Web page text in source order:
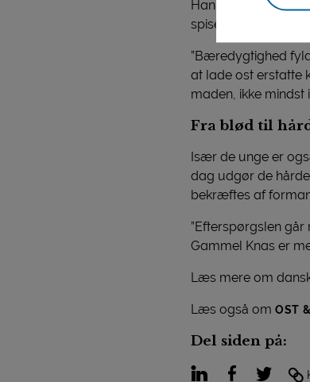
Han fortæller, at
spise bæredygtigt.
”Bæredygtighed
at lade ost erstatte
maden, ikke mindst
Fra blød til
Især de unge er
dag udgør de
bekræftes af
”Efterspørgslen
Gammel Knas er
Læs mere om
Læs også om OST
Del siden på:
LinkedInFacebook
Twitter